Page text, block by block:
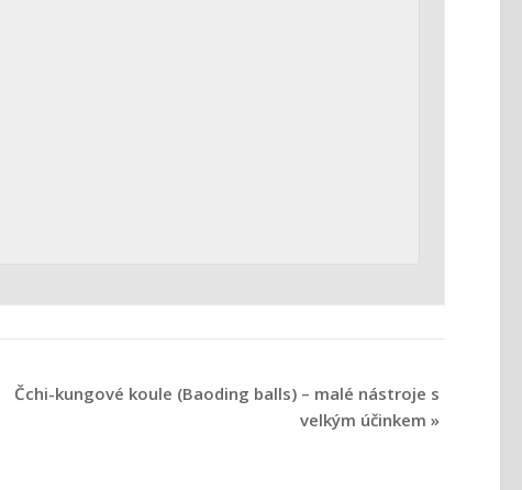
Čchi-kungové koule (Baoding balls) – malé nástroje s
velkým účinkem »